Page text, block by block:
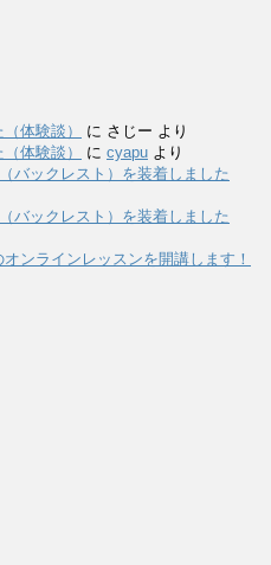
体験談） に さじー より
体験談）
に cyapu より
バックレスト）を装着しました
バックレスト）を装着しました
ンラインレッスンを開講します！